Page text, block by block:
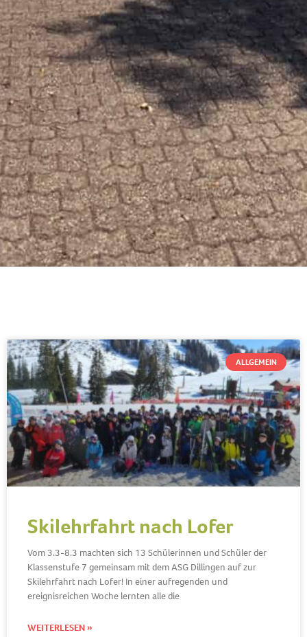
ALLGEMEIN
Skilehrfahrt nach Lofer
Vom 3.3-8.3 machten sich 13 Schülerinnen und Schüler der
Klassenstufe 7 gemeinsam mit dem ASG Dillingen auf zur
Skilehrfahrt nach Lofer! In einer aufregenden und
ereignisreichen Woche lernten alle die
WEITERLESEN »